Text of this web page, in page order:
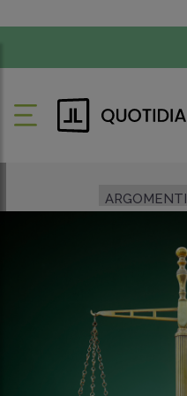
ARGOMENTI